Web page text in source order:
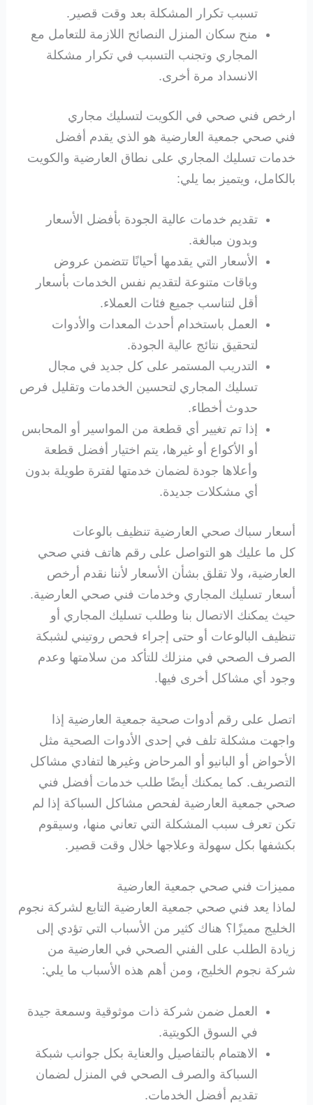
تسبب تكرار المشكلة بعد وقت قصير.
منح سكان المنزل النصائح اللازمة للتعامل مع
المجاري وتجنب التسبب في تكرار مشكلة
الانسداد مرة أخرى.
ارخص فني صحي في الكويت لتسليك مجاري
فني صحي جمعية العارضية هو الذي يقدم أفضل
خدمات تسليك المجاري على نطاق العارضية والكويت
بالكامل، ويتميز بما يلي:
تقديم خدمات عالية الجودة بأفضل الأسعار
وبدون مبالغة.
الأسعار التي يقدمها أحيانًا تتضمن عروض
وباقات متنوعة لتقديم نفس الخدمات بأسعار
أقل لتناسب جميع فئات العملاء.
العمل باستخدام أحدث المعدات والأدوات
لتحقيق نتائج عالية الجودة.
التدريب المستمر على كل جديد في مجال
تسليك المجاري لتحسين الخدمات وتقليل فرص
حدوث أخطاء.
إذا تم تغيير أي قطعة من المواسير أو المحابس
أو الأكواع أو غيرها، يتم اختيار أفضل قطعة
وأعلاها جودة لضمان خدمتها لفترة طويلة بدون
أي مشكلات جديدة.
أسعار سباك صحي العارضية تنظيف بالوعات
كل ما عليك هو التواصل على رقم هاتف فني صحي
العارضية، ولا تقلق بشأن الأسعار لأننا نقدم أرخص
أسعار تسليك المجاري وخدمات فني صحي العارضية.
حيث يمكنك الاتصال بنا وطلب تسليك المجاري أو
تنظيف البالوعات أو حتى إجراء فحص روتيني لشبكة
الصرف الصحي في منزلك للتأكد من سلامتها وعدم
وجود أي مشاكل أخرى فيها.
اتصل على رقم أدوات صحية جمعية العارضية إذا
واجهت مشكلة تلف في إحدى الأدوات الصحية مثل
الأحواض أو البانيو أو المرحاض وغيرها لتفادي مشاكل
التصريف. كما يمكنك أيضًا طلب خدمات أفضل فني
صحي جمعية العارضية لفحص مشاكل السباكة إذا لم
تكن تعرف سبب المشكلة التي تعاني منها، وسيقوم
بكشفها بكل سهولة وعلاجها خلال وقت قصير.
مميزات فني صحي جمعية العارضية
لماذا يعد فني صحي جمعية العارضية التابع لشركة نجوم
الخليج مميزًا؟ هناك كثير من الأسباب التي تؤدي إلى
زيادة الطلب على الفني الصحي في العارضية من
شركة نجوم الخليج، ومن أهم هذه الأسباب ما يلي:
العمل ضمن شركة ذات موثوقية وسمعة جيدة
في السوق الكويتية.
الاهتمام بالتفاصيل والعناية بكل جوانب شبكة
السباكة والصرف الصحي في المنزل لضمان
تقديم أفضل الخدمات.